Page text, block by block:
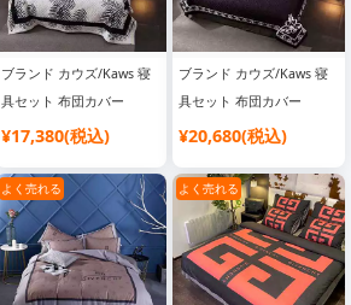
ブランド カウズ/Kaws 寝
具セット 布団カバー
¥17,380(税込)
ブランド カウズ/Kaws 寝
具セット 布団カバー
¥20,680(税込)
よく売れる よく売れる